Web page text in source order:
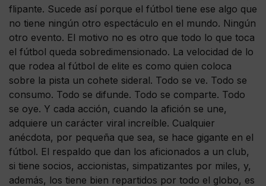
flipante. Sucede así porque el fútbol tiene ese algo que
no tiene ningún otro espectáculo en el mundo. Ningún
otro evento. El motivo no es otro que todo lo que toca
el fútbol queda sobredimensionado. La velocidad de lo
que rodea al fútbol de elite es como quien coloca
sobre la pista un cohete sideral. Todo se ve. Todo se
consumo. Todo se difunde. Todo se comparte. Todo
se oye. Y cada acción, cuando la afición se une,
adquiere un carácter viral increíble. Cualquier
anécdota, por pequeña que sea, se hace gigante en el
fútbol. El respaldo que dan los aficionados a un club,
si tiene socios, accionistas, simpatizantes por miles, y,
además, los tiene bien repartidos por todo el globo, es